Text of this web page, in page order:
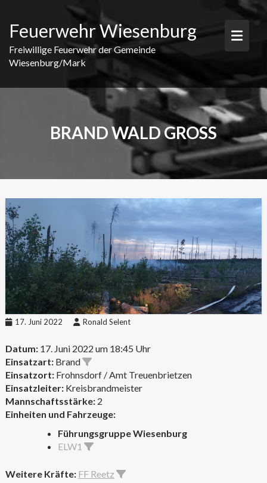
content
Feuerwehr Wiesenburg
Freiwillige Feuerwehr der Gemeinde
Wiesenburg/Mark
BRAND WALD GROSS
17. Juni 2022 Ronald Selent
Datum:17. Juni 2022 um 18:45 Uhr
Einsatzart:Brand
Einsatzort:Frohnsdorf / Amt Treuenbrietzen
Einsatzleiter:Kreisbrandmeister
Mannschaftsstärke:2
Einheiten und Fahrzeuge:
Führungsgruppe Wiesenburg
ELW1
Weitere Kräfte: FF Reetz